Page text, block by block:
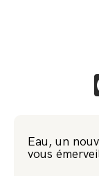
Eau, un
vous